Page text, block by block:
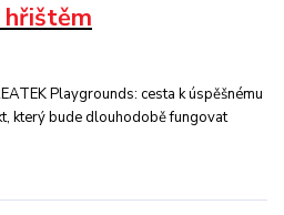
Playgrounds: cesta k úspěšnému
který bude dlouhodobě fungovat